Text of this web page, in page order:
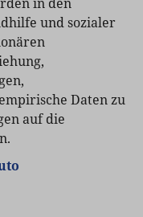
und sozialer
Daten zu
auf die